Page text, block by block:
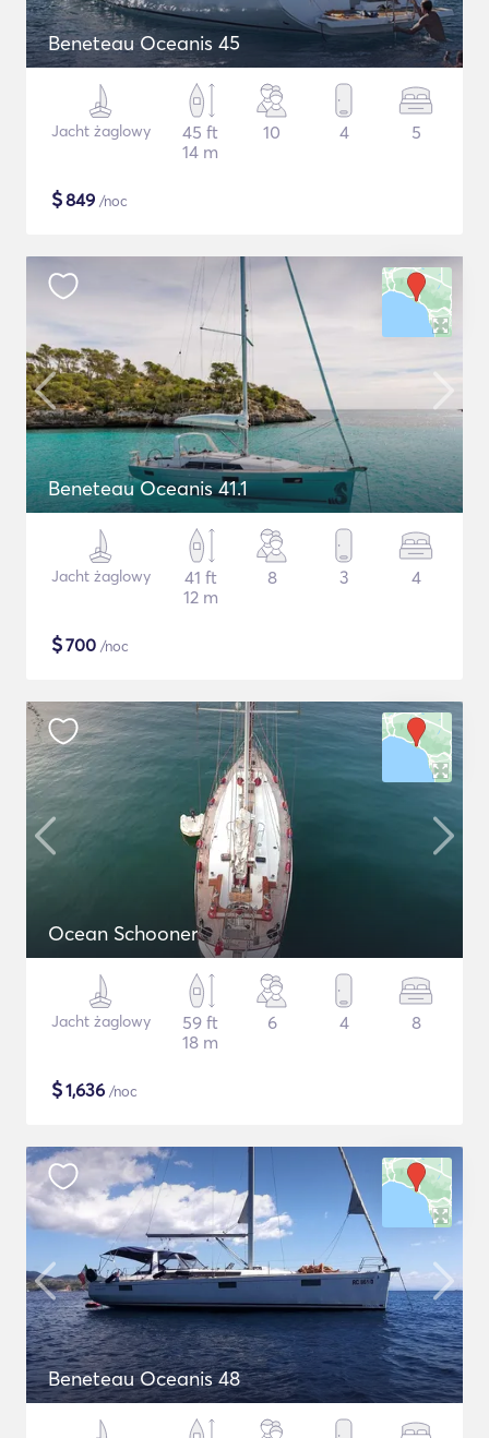
Beneteau Oceanis 45
Jacht żaglowy
45 ft
14 m
10 4 5
$849 /noc
Beneteau Oceanis 41.1
Jacht żaglowy
41 ft
12 m
8 3 4
$700 /noc
Ocean Schooner
Jacht żaglowy
59 ft
18 m
6 4 8
$1,636 /noc
Beneteau Oceanis 48